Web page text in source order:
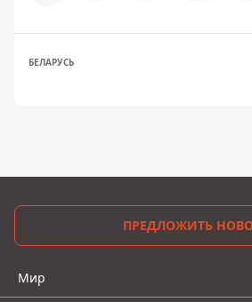
БЕЛАРУСЬ
ПРЕДЛОЖИТЬ
Мир